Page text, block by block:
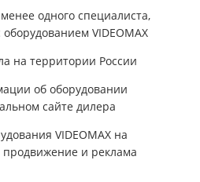
одного специалиста,
VIDEOMAX
на территории России
об оборудовании
сайте дилера
VIDEOMAX на
продвижение и реклама